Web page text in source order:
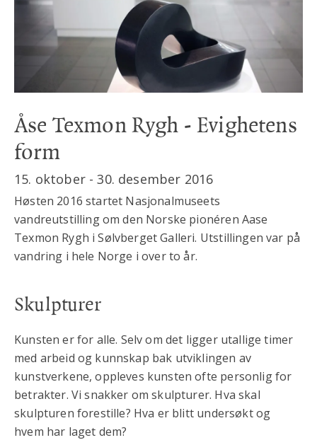
Åse Texmon Rygh - Evighetens
form
15. oktober - 30. desember 2016
Høsten 2016 startet Nasjonalmuseets
vandreutstilling om den Norske pionéren Aase
Texmon Rygh i Sølvberget Galleri. Utstillingen var på
vandring i hele Norge i over to år.
Skulpturer
Kunsten er for alle. Selv om det ligger utallige timer
med arbeid og kunnskap bak utviklingen av
kunstverkene, oppleves kunsten ofte personlig for
betrakter. Vi snakker om skulpturer. Hva skal
skulpturen forestille? Hva er blitt undersøkt og
hvem har laget dem?